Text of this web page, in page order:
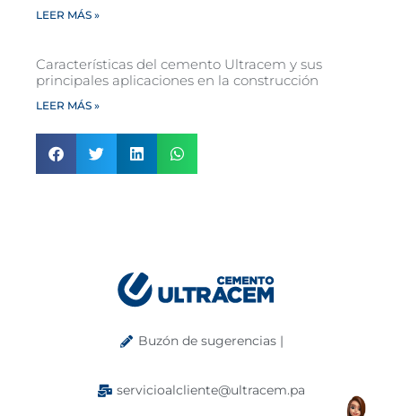
LEER MÁS »
Características del cemento Ultracem y sus
principales aplicaciones en la construcción
LEER MÁS »
Buzón de sugerencias |
servicioalcliente@ultracem.pa